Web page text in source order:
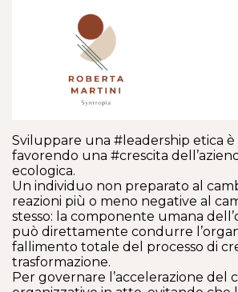
Sviluppare una #leadership etica è
favorendo una #crescita
ecologica.
Un individuo non preparato al
reazioni più o meno negative al
stesso: la componente umana
può direttamente condurre
fallimento totale del processo di
trasformazione.
Per governare l’accelerazione del